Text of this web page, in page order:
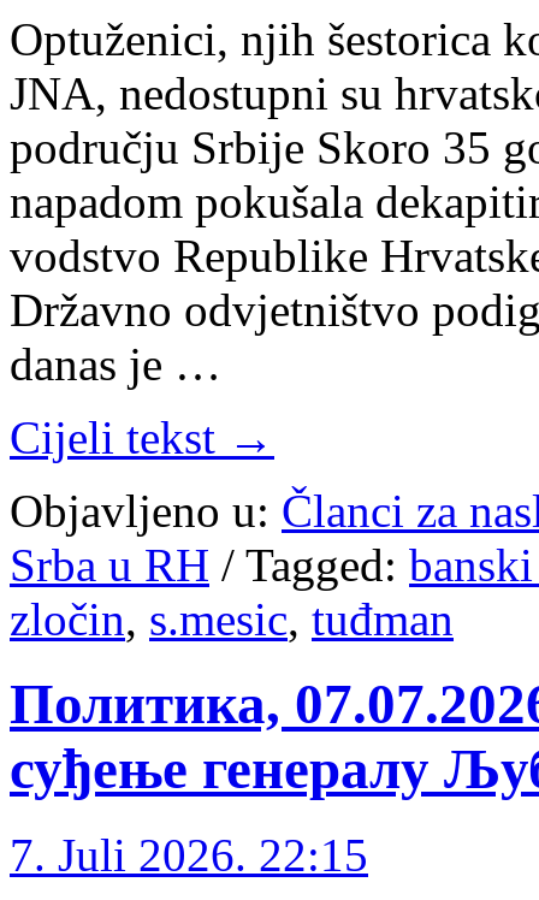
Optuženici, njih šestorica
JNA, nedostupni su
području Srbije Skoro 35
napadom pokušala
vodstvo Republike
Državno odvjetništvo
danas je …
Cijeli tekst →
Objavljeno u: Članci za
Srba u RH / Tagged:
zločin, s.mesic, tuđman
Политика,
суђење генералу
7. Juli 2026. 22:15